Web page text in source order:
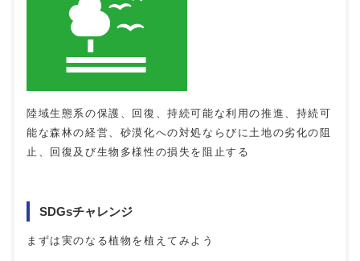
陸域生態系の保護、回復、持続可能な利用の推進、持続可
能な森林の経営、砂漠化への対処ならびに土地の劣化の阻
止、回復及び生物多様性の損失を阻止する
SDGsチャレンジ
まずは実のなる植物を植えてみよう